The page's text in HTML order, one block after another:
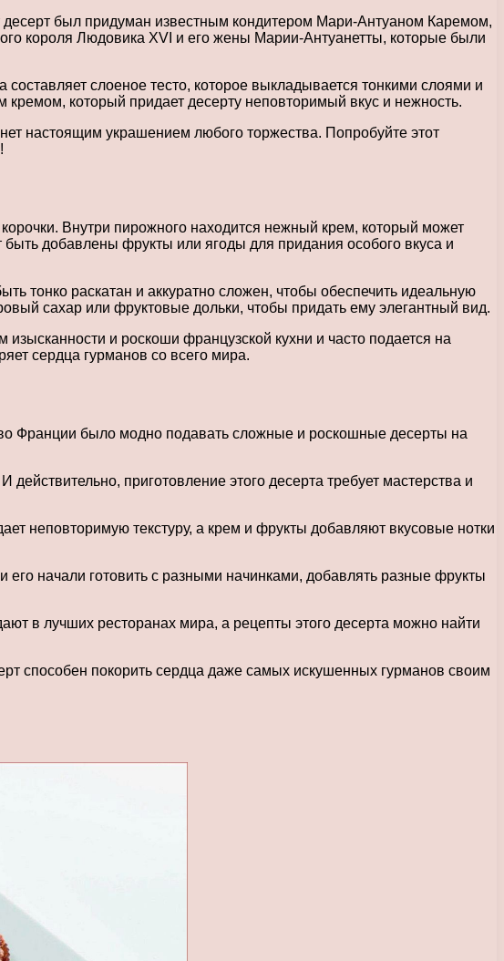
был придуман известным кондитером Мари-Антуаном Каремом,
короля Людовика XVI и его жены Марии-Антуанетты, которые были
слоеное тесто, которое выкладывается тонкими слоями и
который придает десерту неповторимый вкус и нежность.
настоящим украшением любого торжества. Попробуйте этот
корочки. Внутри пирожного находится нежный крем, который может
добавлены фрукты или ягоды для придания особого вкуса и
тонко раскатан и аккуратно сложен, чтобы обеспечить идеальную
сахар или фруктовые дольки, чтобы придать ему элегантный вид.
и роскоши французской кухни и часто подается на
сердца гурманов со всего мира.
Франции было модно подавать сложные и роскошные десерты на
приготовление этого десерта требует мастерства и
неповторимую текстуру, а крем и фрукты добавляют вкусовые нотки
начали готовить с разными начинками, добавлять разные фрукты
в лучших ресторанах мира, а рецепты этого десерта можно найти
способен покорить сердца даже самых искушенных гурманов своим